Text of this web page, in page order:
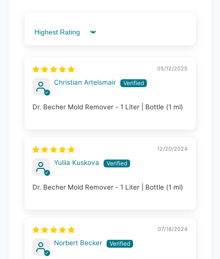
Sort by
05/12/2025
Christian Artelsmair
Dr. Becher Mold Remover - 1 Liter | Bottle (1 ml)
12/20/2024
Yuliia Kuskova
Dr. Becher Mold Remover - 1 Liter | Bottle (1 ml)
07/18/2024
Norbert Becker